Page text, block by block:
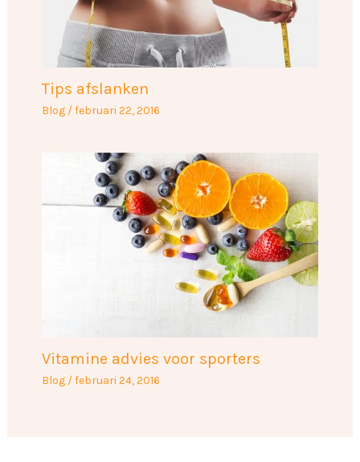
Tips afslanken
Blog/februari 22, 2016
Vitamine advies voor sporters
Blog/februari 24, 2016